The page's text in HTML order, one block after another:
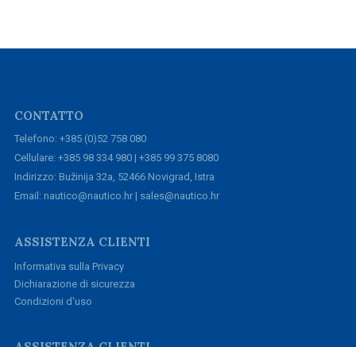
CONTATTO
Telefono: +385 (0)52 758 080
Cellulare: +385 98 334 980 | +385 99 375 8080
Indirizzo: Bužinija 32a, 52466 Novigrad, Istra
Email: nautico@nautico.hr | sales@nautico.hr
ASSISTENZA CLIENTI
Informativa sulla Privacy
Dichiarazione di sicurezza
Condizioni d'uso